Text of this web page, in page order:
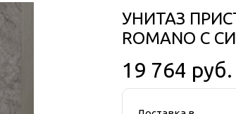
УНИТАЗ
ROMANO С
19 764 руб.